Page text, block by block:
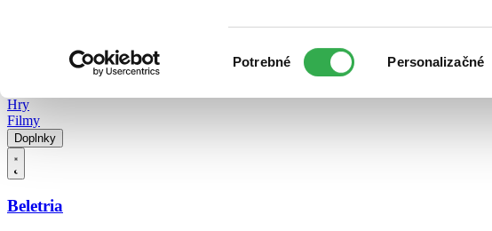
súhlasu
Potrebné Personalizačné
Hry
Filmy
Doplnky
Beletria